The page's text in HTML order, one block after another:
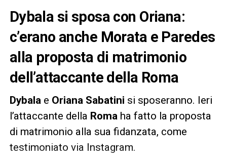
Dybala si sposa con Oriana:
c’erano anche Morata e Paredes
alla proposta di matrimonio
dell’attaccante della Roma
Dybalae Oriana Sabatini si sposeranno. Ieri
l’attaccante della Romaha fatto la proposta
di matrimonio alla sua fidanzata, come
testimoniato via Instagram.